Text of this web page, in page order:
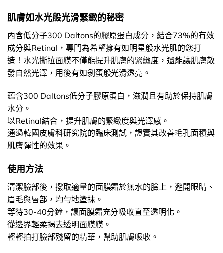
肌膚如水光般光滑緊緻的秘密
內含低分子300 Daltons的膠原蛋白成分，結合73%的有效
成分與Retinal，專門為希望擁有如明星般水光肌的您打
造！水光撕拉面膜不僅能提升肌膚的緊緻度，還能讓肌膚散
發自然光澤，用後有如剝蛋般光滑透亮。
蕴含300 Daltons低分子膠原蛋白，滋潤且有助於保持肌膚
水分。
以Retinal結合，提升肌膚的緊緻度與光澤感。
通過韓國皮膚科研究院的臨床測試，證實其改善毛孔面積與
肌膚彈性的效果。
使用方法
清潔臉部後，撥取適量的面膜霜於無水的臉上，避開眼睛、
眉毛與唇部，均勻地塗抹。
等待30-40分鐘，讓面膜霜充分吸收直至透明化。
從邊界輕柔揭去透明面膜膜。
輕輕拍打臉部殘留的精華，幫助肌膚吸收。